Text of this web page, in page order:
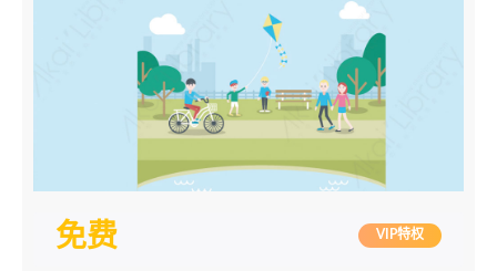
免费 VIP特权